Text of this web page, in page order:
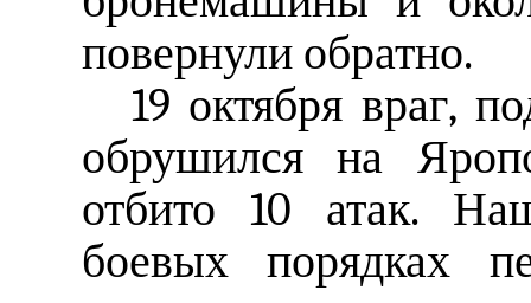
повернули обратно.
19 октября враг,
обрушился на
отбито 10 атак.
боевых порядках